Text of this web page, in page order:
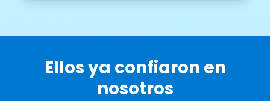
Ellos ya confiaron en
nosotros